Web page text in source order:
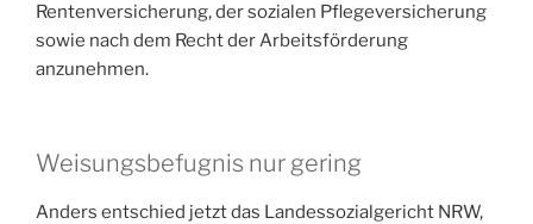
Rentenversicherung, der sozialen Pflegeversicherung
sowie nach dem Recht der Arbeitsförderung
anzunehmen.
Weisungsbefugnis nur gering
Anders entschied jetzt das Landessozialgericht NRW,